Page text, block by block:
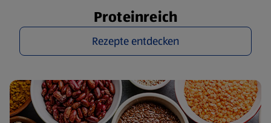
Proteinreich
Rezepte entdecken